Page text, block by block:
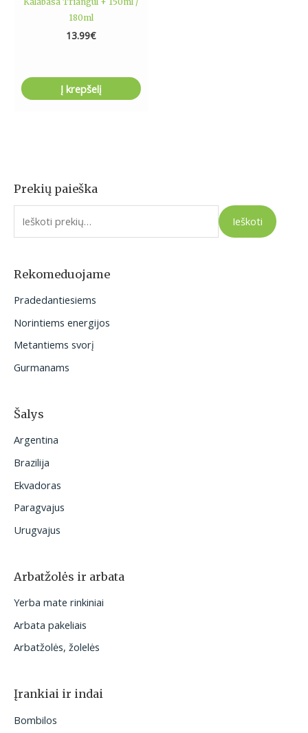
Prekių paieška
I
e
o
:
Ieškoti
Rekomeduojame
Pradedantiesiems
Norintiems energijos
Metantiems svorį
Gurmanams
Šalys
Argentina
Brazilija
Ekvadoras
Paragvajus
Urugvajus
Arbatžolės ir arbata
Yerba mate rinkiniai
Arbata pakeliais
Arbatžolės, žolelės
Įrankiai ir indai
Bombilos
180ml
13.99€
Į krepšelį